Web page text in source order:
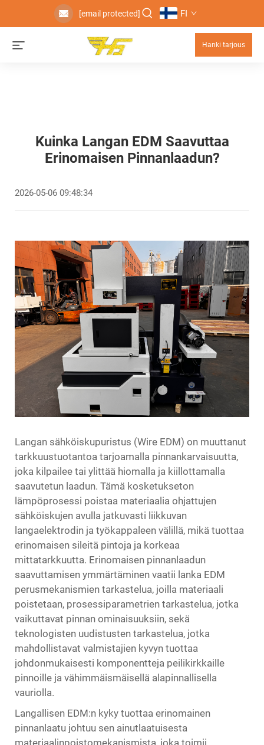
[email protected] FI
Hanki tarjous
Kuinka Langan EDM Saavuttaa
Erinomaisen Pinnanlaadun?
2026-05-06 09:48:34
Langan sähköiskupuristus (Wire EDM) on muuttanut
tarkkuustuotantoa tarjoamalla pinnankarvaisuutta,
joka kilpailee tai ylittää hiomalla ja kiillottamalla
saavutetun laadun. Tämä kosketukseton
lämpöprosessi poistaa materiaalia ohjattujen
sähköiskujen avulla jatkuvasti liikkuvan
langaelektrodin ja työkappaleen välillä, mikä tuottaa
erinomaisen sileitä pintoja ja korkeaa
mittatarkkuutta. Erinomaisen pinnanlaadun
saavuttamisen ymmärtäminen vaatii lanka EDM
perusmekanismien tarkastelua, joilla materiaali
poistetaan, prosessiparametrien tarkastelua, jotka
vaikuttavat pinnan ominaisuuksiin, sekä
teknologisten uudistusten tarkastelua, jotka
mahdollistavat valmistajien kyvyn tuottaa
johdonmukaisesti komponentteja peilikirkkaille
pinnoille ja vähimmäismäisellä alapinnallisella
vauriolla.
Langallisen EDM:n kyky tuottaa erinomainen
pinnanlaatu johtuu sen ainutlaatuisesta
materiaalinpoistomekanismista, joka toimii